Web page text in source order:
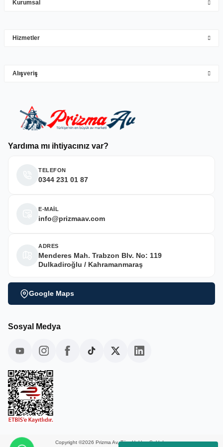
Deneyimini Paylaş
Yardıma mı ihtiyacınız var?
TELEFON
0344 231 01 87
E-MAİL
info@prizmaav.com
ADRES
Menderes Mah. Trabzon Blv. No: 119
Dulkadiroğlu / Kahramanmaraş
Google Maps
Kurumsal
Hizmetler
Alışveriş
Sosyal Medya
Copyright ©2026 Prizma Av, Tüm Hakları Saklıdır.